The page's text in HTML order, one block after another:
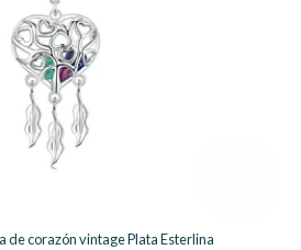
de corazón vintage Plata Esterlina